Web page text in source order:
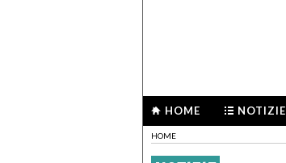
HOME NOTIZIE
HOME